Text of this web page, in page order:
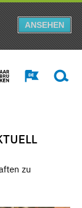
ANSEHEN
zu